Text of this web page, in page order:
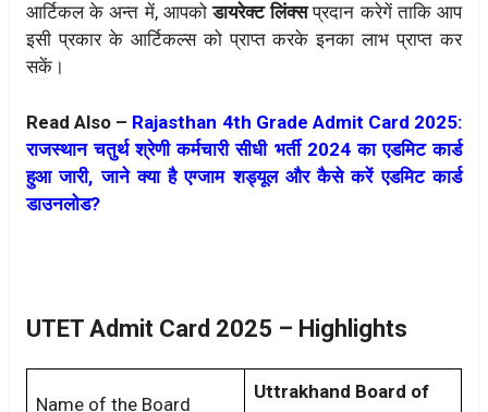
आर्टिकल के अन्त में, आपकोडायरेक्ट लिंक्सप्रदान करेगें ताकि आप
इसी प्रकार के आर्टिकल्स को प्राप्त करके इनका लाभ प्राप्त कर
सकें।
Read Also – Rajasthan 4th Grade Admit Card 2025:
राजस्थान चतुर्थ श्रेणी कर्मचारी सीधी भर्ती 2024 का एडमिट कार्ड
हुआ जारी, जाने क्या है एग्जाम शड्यूल और कैसे करें एडमिट कार्ड
डाउनलोड?
UTET Admit Card 2025 – Highlights
Name of the Board
Uttrakhand Board of